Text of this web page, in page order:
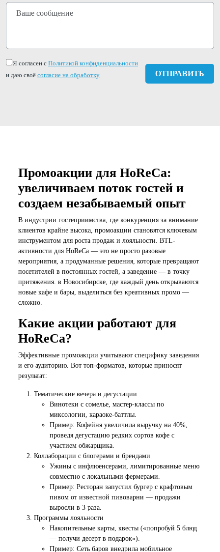
Я согласен с Политикой конфиденциальности
и даю своё согласие на обработку
Промоакции для HoReCa:
увеличиваем поток гостей и
создаем незабываемый опыт
В индустрии гостеприимства, где конкуренция за внимание
клиентов крайне высока, промоакции становятся ключевым
инструментом для роста продаж и лояльности. BTL-
активности для HoReCa — это не просто разовые
мероприятия, а продуманные решения, которые превращают
посетителей в постоянных гостей, а заведение — в точку
притяжения. в Новосибирске, где каждый день открываются
новые кафе и бары, выделиться без креативных промо —
сложно.
Какие акции работают для
HoReCa?
Эффективные промоакции учитывают специфику заведения
и его аудиторию. Вот топ-форматов, которые приносят
результат:
Тематические вечера и дегустации
Винотеки с сомелье, мастер-классы по
миксологии, караоке-баттлы.
Пример: Кофейня увеличила выручку на 40%,
проведя дегустацию редких сортов кофе с
участием обжарщика.
Коллаборации с блогерами и брендами
Ужины с инфлюенсерами, лимитированные меню
совместно с локальными фермерами.
Пример: Ресторан запустил бургер с крафтовым
пивом от известной пивоварни — продажи
выросли в 3 раза.
Программы лояльности
Накопительные карты, квесты («попробуй 5 блюд
— получи десерт в подарок»).
Пример: Сеть баров внедрила мобильное